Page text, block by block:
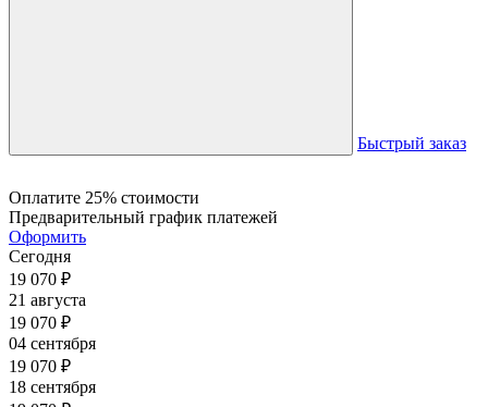
Быстрый заказ
Оплатите 25% стоимости
Предварительный график платежей
Оформить
Сегодня
19 070 ₽
21 августа
19 070 ₽
04 сентября
19 070 ₽
18 сентября